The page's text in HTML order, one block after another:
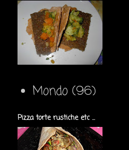
Mondo (96)
Pizza torte rustiche etc ...